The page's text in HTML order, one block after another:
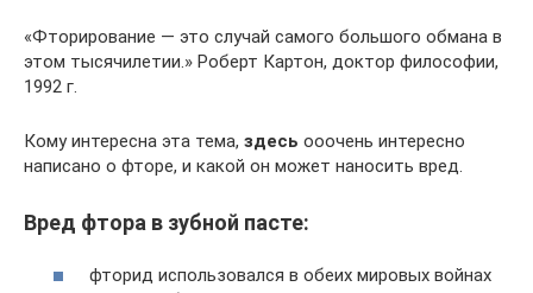
«Фторирование — это случай самого большого обмана в
этом тысячилетии.» Роберт Картон, доктор философии,
1992 г.
Кому интересна эта тема, здесь ооочень интересно
написано о фторе, и какой он может наносить вред.
Вред фтора в зубной пасте:
фторид использовался в обеих мировых войнах